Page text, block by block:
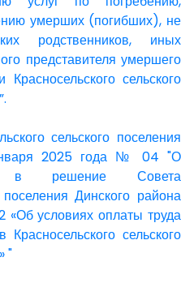
умерших (погибших), не
родственников, иных
представителя умершего
сельского
сельского поселения
2025 года № 04 "О
в решение Совета
поселения Динского района
условиях оплаты труда
сельского
"